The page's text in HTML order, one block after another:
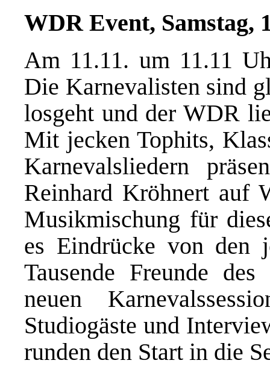
WDR Event, Samstag,
Am 11.11. um 11.11
Die Karnevalisten sind
losgeht und der WDR
Mit jecken Tophits,
Karnevalsliedern
Reinhard Kröhnert auf
Musikmischung für
es Eindrücke von den
Tausende Freunde
neuen
Studiogäste und
runden den Start in die